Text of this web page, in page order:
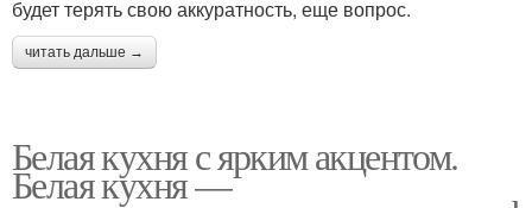
будет терять свою аккуратность, еще вопрос.
читать дальше →
Белая кухня с ярким акцентом.
Белая кухня —